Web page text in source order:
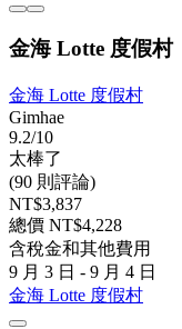
金海 Lotte 度假村
金海 Lotte 度假村
Gimhae
9.2/10
太棒了
(90 則評論)
NT$3,837
總價 NT$4,228
含稅金和其他費用
9 月 3 日 - 9 月 4 日
金海 Lotte 度假村